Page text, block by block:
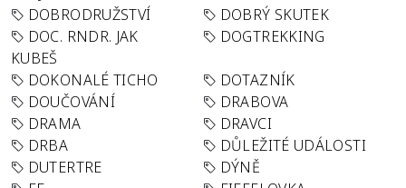
DOBRODRUŽSTVÍ
DOBRÝ SKUTEK
DOC. RNDR. JAK
KUBEŠ
DOGTREKKING
DOKONALÉ TICHO
DOTAZNÍK
DOUČOVÁNÍ
DRABOVA
DRAMA
DRAVCI
DRBA
DŮLEŽITÉ UDÁLOSTI
DUTERTRE
DÝNĚ